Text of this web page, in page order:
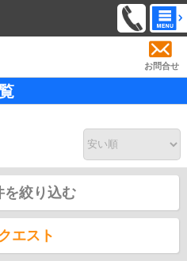
お問合せ
を絞り込む
エスト